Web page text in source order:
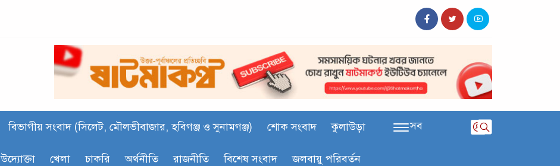
বিভাগীয় সংবাদ (সিলেট, মৌলভীবাজার, হবিগঞ্জ ও সুনামগঞ্জ) শোক সংবাদ কুলাউড়া
উদ্যোক্তা খেলা চাকরি অর্থনীতি রাজনীতি বিশেষ সংবাদ জলবায়ু পরিবর্তন
সব